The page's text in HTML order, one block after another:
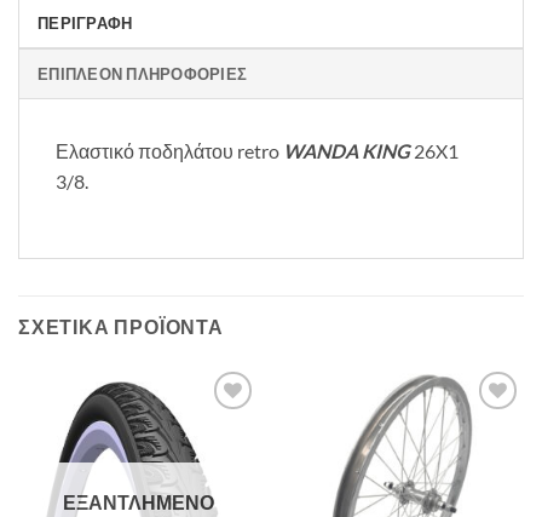
ΠΕΡΙΓΡΑΦΉ
ΕΠΙΠΛΈΟΝ ΠΛΗΡΟΦΟΡΊΕΣ
Ελαστικό ποδηλάτου retro WANDA KING26X1
3/8.
ΣΧΕΤΙΚΆ ΠΡΟΪΌΝΤΑ
Πρόσθήκη
στην λίστα
επιθυμιών
ΕΞΑΝΤΛΗΜΈΝΟ
Πρόσθήκη
στην λίστα
επιθυμιών